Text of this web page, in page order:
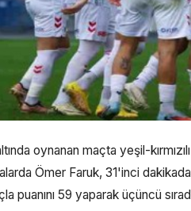
oynanan maçta yeşil-
Ömer Faruk, 31'inci
puanını 59 yaparak üçüncü